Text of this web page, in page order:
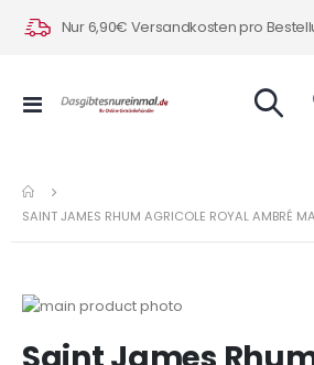
Nur 6,90€ Versandkosten pro
Navigation
SAINT JAMES RHUM AGRICOLE ROYAL AMBRÉ
Zum
der
Anfang